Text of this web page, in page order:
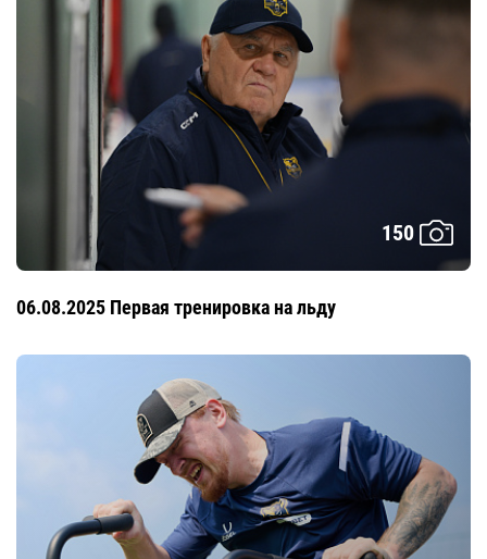
150
06.08.2025 Первая тренировка на льду